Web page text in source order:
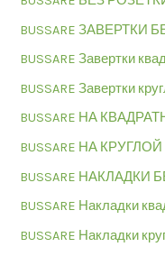
BUSSARE ЗАВЕРТКИ
BUSSARE Завертки
BUSSARE Завертки
BUSSARE НА
BUSSARE НА
BUSSARE НАКЛАДКИ
BUSSARE Накладки
BUSSARE Накладки